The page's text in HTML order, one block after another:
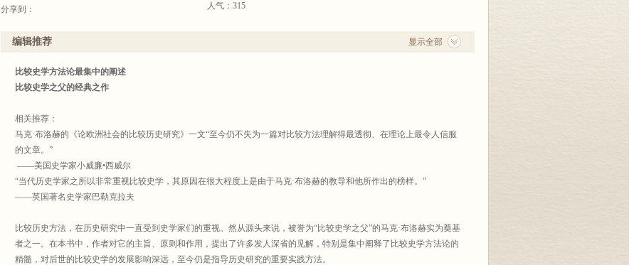
分享到： 人气：315
显示全部
编辑推荐
比较史学方法论最集中的阐述
比较史学之父的经典之作
相关推荐：
马克·布洛赫的《论欧洲社会的比较历史研究》一文“至今仍不失为一篇对比较方法理解得最透彻、在理论上最令人信服
的文章。”
——美国史学家小威廉•西威尔
“当代历史学家之所以非常重视比较史学，其原因在很大程度上是由于马克·布洛赫的教导和他所作出的榜样。”
——英国著名史学家巴勒克拉夫
比较历史方法，在历史研究中一直受到史学家们的重视。然从源头来说，被誉为“比较史学之父”的马克·布洛赫实为奠基
者之一。在本书中，作者对它的主旨、原则和作用，提出了许多发人深省的见解，特别是集中阐释了比较史学方法论的
精髓，对后世的比较史学的发展影响深远，至今仍是指导历史研究的重要实践方法。